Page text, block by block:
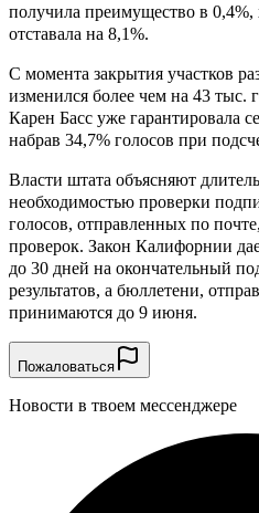
получила преимущество в 0,4%,
отставала на 8,1%.
С момента закрытия участков
изменился более чем на 43
Карен Басс уже гарантировала
набрав 34,7% голосов при
Власти штата объясняют
необходимостью проверки
голосов, отправленных по
проверок. Закон Калифорнии
до 30 дней на окончательный
результатов, а бюллетени,
принимаются до 9 июня.
Пожаловаться
Новости в твоем мессенджере